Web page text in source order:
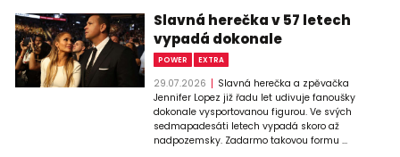
Slavná herečka v 57 letech
vypadá dokonale
POWER EXTRA
29.07.2026
Slavná herečka a zpěvačka
Jennifer Lopez již řadu let udivuje fanoušky
dokonale vysportovanou figurou. Ve svých
sedmapadesáti letech vypadá skoro až
nadpozemsky. Zadarmo takovou formu ...